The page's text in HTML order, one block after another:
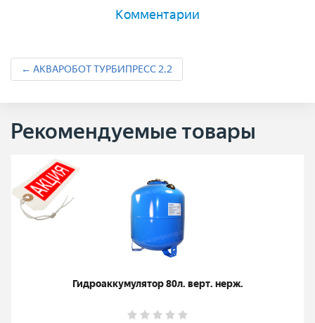
Комментарии
← АКВАРОБОТ ТУРБИПРЕСС 2,2
Рекомендуемые товары
Гидроаккумулятор 80л. верт. нерж.